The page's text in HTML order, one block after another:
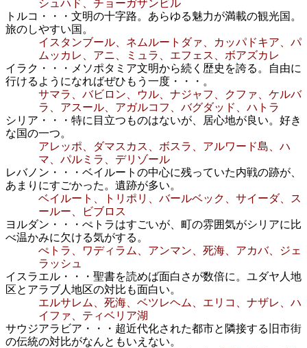
シュハド、チョーガザンビル
トルコ・・・文明の十字路。あらゆる魅力が満載の観光国。
旅のしやすい国。
イスタンブール、ネムルートダァ、カッパドキア、パ
ムッカレ、アニ、ミュラ、エフェス、ボアズカレ
イラク・・・メソポタミア文明から続く歴史を誇る。自由に
行けるようになればぜひもう一度・・・。
サマラ、バビロン、ウル、ナジャフ、クファ、ケルバ
ラ、アスール、アガルコフ、バグダッド、ハトラ
シリア・・・特に目立つものはないが、居心地が良い。好き
な国の一つ。
アレッポ、ダマスカス、ボスラ、アルワード島、ハ
マ、パルミラ、デリゾール
レバノン・・・ベイルートの中心に残っていた内戦の跡が、
あまりにすごかった。遺跡が多い。
ベイルート、トリポリ、バールベック、サイーダ、ス
ールー、ビブロス
ヨルダン・・・ぺトラはすごいが、町の雰囲気がシリアに比
べ温かみに欠ける気がする。
ぺトラ、ワディラム、アンマン、死海、アカバ、ジェ
ラッシュ
イスラエル・・・聖書を読めば面白さが数倍に。ユダヤ人地
区とアラブ人地区の対比も面白い。
エルサレム、死海、ベツレヘム、エリコ、ナザレ、ハ
イファ、ティベリア湖
サウジアラビア・・・超近代化された都市と隣接する旧市街
の伝統の対比がなんともいえない。